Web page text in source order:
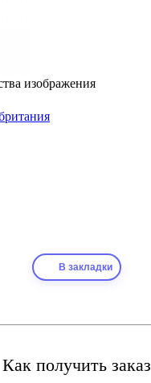
изображения
В закладки
Как получить заказ